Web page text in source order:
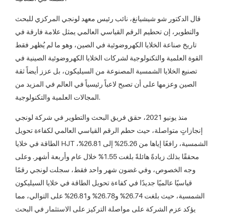
قال الدكتور شو شيشيانغ، نائب رئيس معهد لونجي المركزي للبحث
والتطوير، إن تحطيم الرقم القياسي العالمي يمثل علامة فارقة في
تاريخ صناعة الخلايا الكهروضوئية في الصين، وهو ما لم يُظهر فقط
القوة العلمية والتكنولوجية لشركات الخلايا الكهروضوئية الصينية في
تصنيع الخلايا الشمسية المصنوعة من السيليكون، بل عزز أيضاً ثقة
الصين وعزمها على أن تصبح لاعباً رئيسياً في العالم في المزيد من
المجالات العلمية والتكنولوجية.
منذ يونيو 2021، حقق فريق البحث والتطوير في شركة لونجي
إنجازاتٍ متواصلة، حيث حطم الرقم القياسي العالمي لكفاءة تحويل
الطاقة في خلايا HJT الشمسية، رافعًا إياها من 25.26% إلى 26.81%،
محققًا بذلك زيادةً هائلةً بلغت 1.55% خلال عام وأربعة أشهر. وعلى
وجه الخصوص، وفي غضون شهر واحد فقط، سجلت لونجي رقمًا
قياسيًا عالميًا جديدًا في كفاءة تحويل الطاقة في خلايا السيليكون
الشمسية، حيث بلغت 26.74% و26.78% و26.81% على التوالي، مما
يؤكد عزم الشركة على مواصلة التركيز على الاستثمار في البحث